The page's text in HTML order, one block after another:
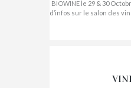
BIOWINE le 29 & 30
d’infos sur le salon des